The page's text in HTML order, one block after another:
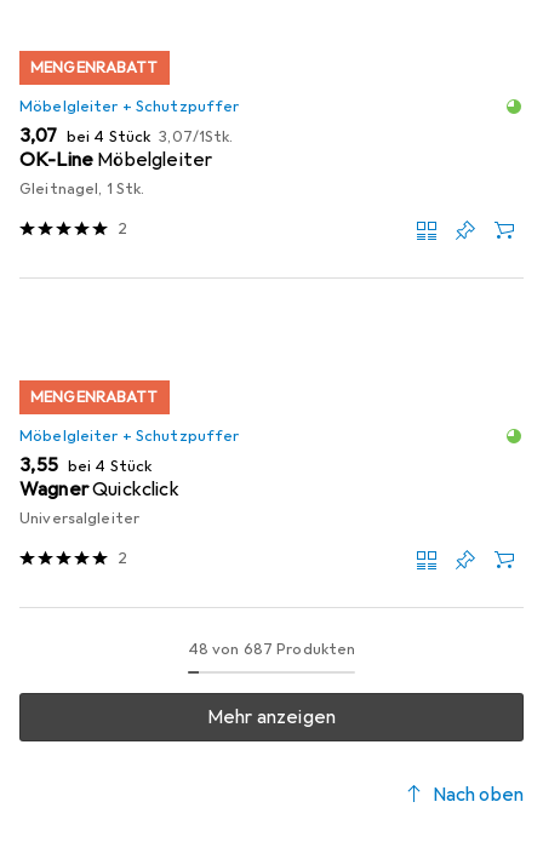
MENGENRABATT
Möbelgleiter + Schutzpuffer
EUR
3,07 bei 4 Stück EUR
3,07/1Stk.
OK-Line Möbelgleiter
Gleitnagel, 1 Stk.
2
MENGENRABATT
Möbelgleiter + Schutzpuffer
EUR
3,55 bei 4 Stück
WagnerQuickclick
Universalgleiter
2
48 von 687 Produkten
Mehr anzeigen
Nach oben